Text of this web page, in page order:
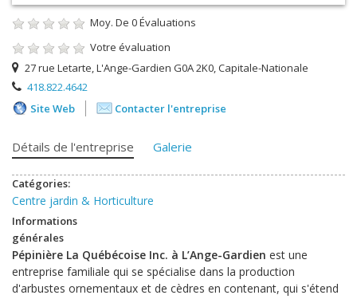
Moy. De 0Évaluations
Votre évaluation
27 rue Letarte, L'Ange-Gardien G0A 2K0, Capitale-Nationale
418.822.4642
Site Web
Contacter l'entreprise
Détails de l'entreprise Galerie
Catégories:
Centre jardin & Horticulture
Informations
générales
Pépinière La Québécoise Inc. à L’Ange-Gardien est une
entreprise familiale qui se spécialise dans la production
d'arbustes ornementaux et de cèdres en contenant, qui s'étend